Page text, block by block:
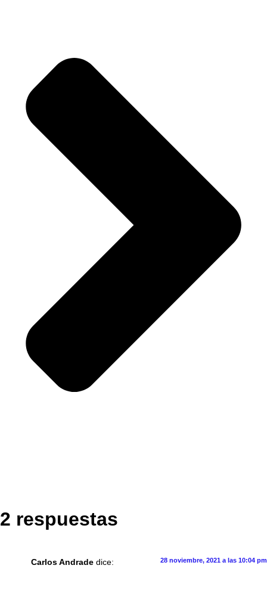
2 respuestas
Carlos Andrade dice: 28 noviembre, 2021 a las 10:04 pm